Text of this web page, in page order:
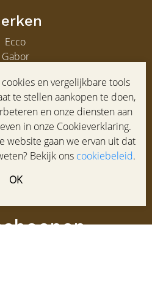
en vergelijkbare tools
te stellen aankopen te doen,
en onze diensten aan
in onze Cookieverklaring.
website gaan we ervan uit dat
Bekijk ons cookiebeleid.
OK
Ecco
Gabor
heren
vragen